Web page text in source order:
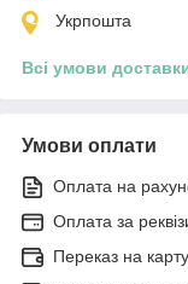
Укрпошта
Всі умови
Умови оплати
Оплата на
Оплата за
Переказ на